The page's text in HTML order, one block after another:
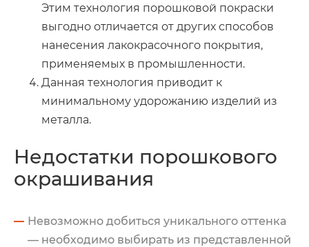
Этим технология порошковой покраски
выгодно отличается от других способов
нанесения лакокрасочного покрытия,
применяемых в промышленности.
Данная технология приводит к
минимальному удорожанию изделий из
металла.
Недостатки порошкового
окрашивания
Невозможно добиться уникального оттенка
— необходимо выбирать из представленной